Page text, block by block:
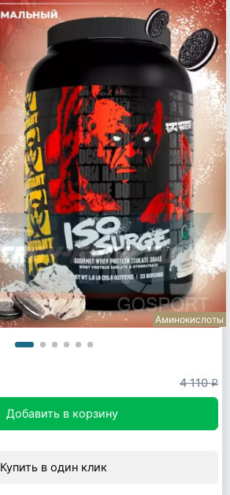
Аминокислоты
4 110q
Добавить в корзину
Купить в один клик